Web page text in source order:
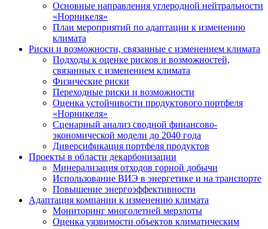
Основные направления углеродной нейтральности
«Норникеля»
План мероприятий по адаптации к изменению
климата
Риски и возможности, связанные с изменением климата
Подходы к оценке рисков и возможностей,
связанных с изменением климата
Физические риски
Переходные риски и возможности
Оценка устойчивости продуктового портфеля
«Норникеля»
Сценарный анализ сводной финансово-
экономической модели до 2040 года
Диверсификация портфеля продуктов
Проекты в области декарбонизации
Минерализация отходов горной добычи
Использование ВИЭ в энергетике и на транспорте
Повышение энергоэффективности
Адаптация компании к изменению климата
Мониторинг многолетней мерзлоты
Оценка уязвимости объектов климатическим